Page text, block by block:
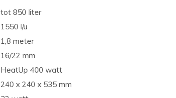
tot 850 liter
1550 l/u
1,8 meter
16/22 mm
HeatUp 400 watt
240 x 240 x 535 mm